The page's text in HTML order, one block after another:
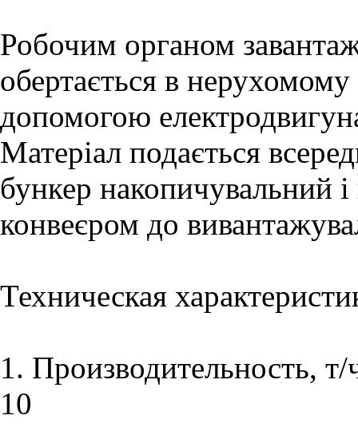
Робочим органом
обертається в
допомогою
Матеріал подається
бункер накопичувальний
конвеєром до
Техническая
1.
10